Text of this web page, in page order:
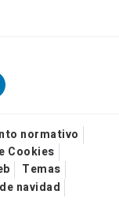
normativo
Cookies
Temas
navidad